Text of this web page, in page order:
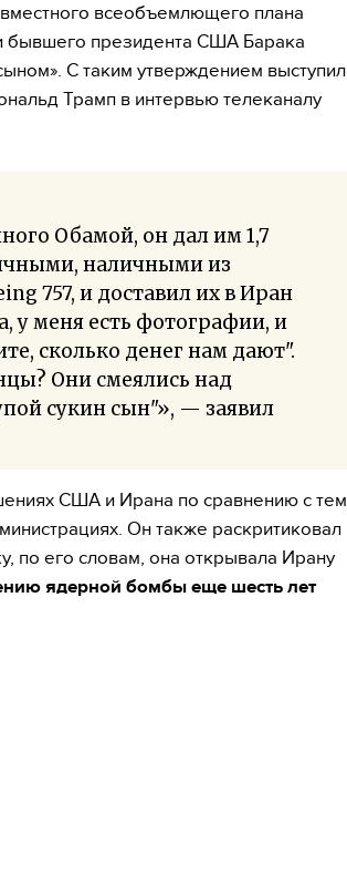
всеобъемлющего плана
бывшего президента США Барака
С таким утверждением выступил
Трамп в интервью телеканалу
Обамой, он дал им 1,7
наличными из
757, и доставил их в Иран
у меня есть фотографии, и
сколько денег нам дают".
Они смеялись над
сукин сын"», — заявил
США и Ирана по сравнению с тем,
Он также раскритиковал
по его словам, она открывала Ирану
ядерной бомбы еще шесть лет